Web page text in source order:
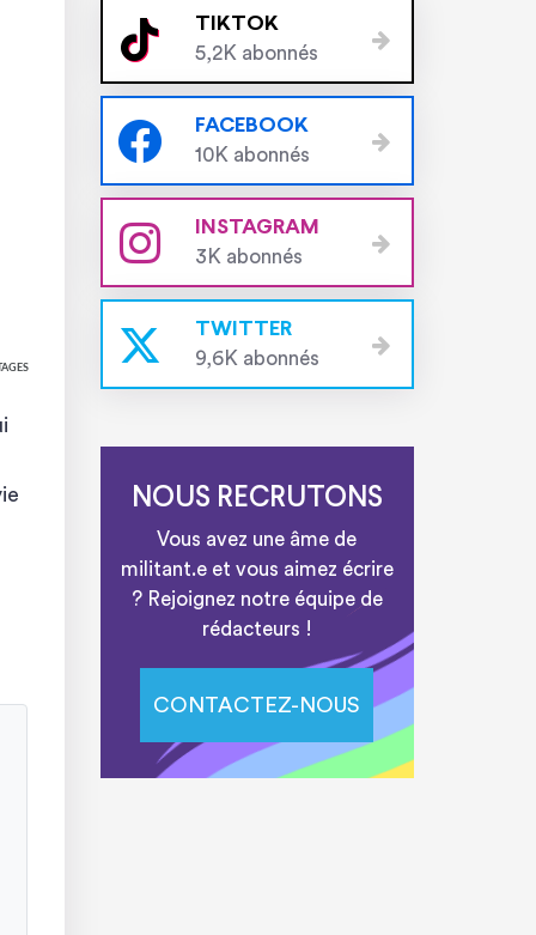
TIKTOK
5,2K abonnés
FACEBOOK
10K abonnés
INSTAGRAM
3K abonnés
TWITTER
9,6K abonnés
NOUS RECRUTONS
Vous avez une âme de
militant.e et vous aimez écrire
? Rejoignez notre équipe de
rédacteurs !
CONTACTEZ-NOUS